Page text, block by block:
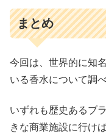
まとめ
今回は、世界的に知
いる香水について調
いずれも歴史あるブ
きな商業施設に行け